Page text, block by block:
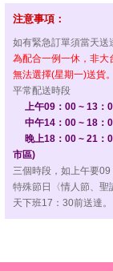
注意事項：
如有緊急訂單須當天送
為配合一例一休，非大
無法選擇(星期一)送貨。
平常配送時段
上午09：00 ~ 13：
中午14：00 ~ 18：
晚上18：00 ~ 21：
市區)
三個時段，如上午要09
特殊節日〈情人節、聖
天下班17：30前送達。